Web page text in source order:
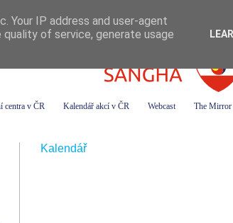
centra v ČR Kalendář akcí v ČR Webcast The Mirror
Kalendář
Your IP address and user-agent
of service, generate usage